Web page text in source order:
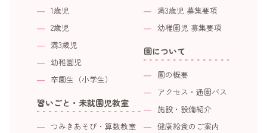
1歳児
2歳児
満3歳児
幼稚園児
卒園生（小学生）
習いごと・未就園児教室
つみきあそび・算数教室
満3歳児 募集要項
幼稚園児 募集要項
園について
園の概要
アクセス・通園バス
施設・設備紹介
健康給食のご案内